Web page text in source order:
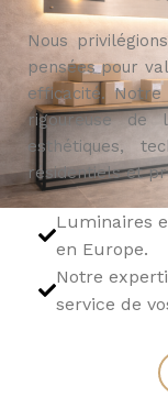
Nous
pensées pour
efficacité.
rigoureuse de
esthétiques,
résidentiels et
Luminaires
en Europe.
Notre
service de